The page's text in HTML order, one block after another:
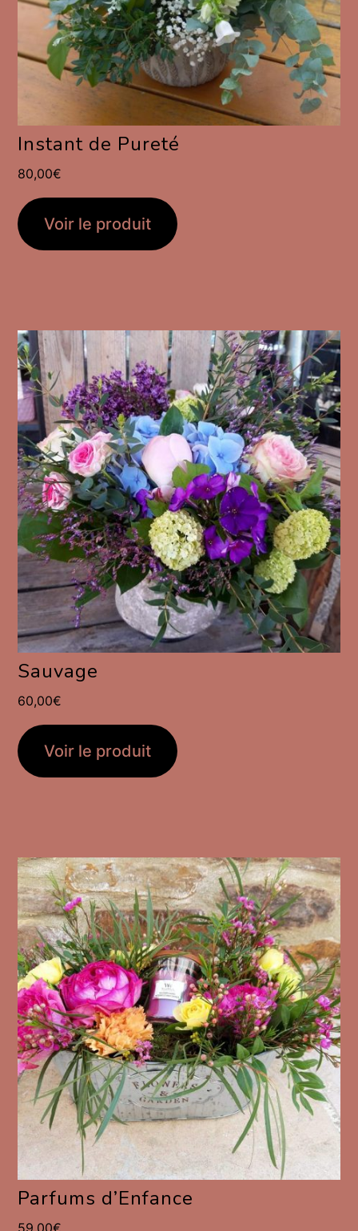
Instant de Pureté
80,00€
Voir le produit
Sauvage
60,00€
Voir le produit
Parfums d’Enfance